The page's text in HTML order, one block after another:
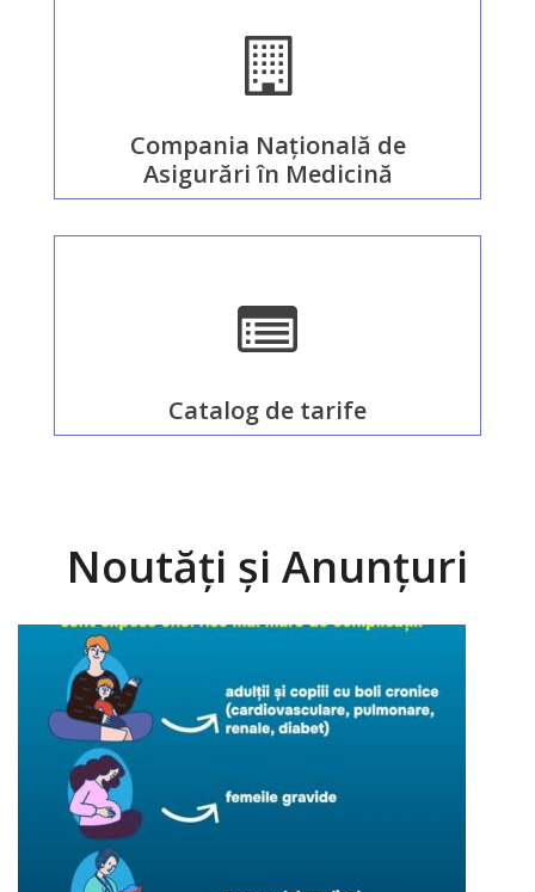
Compania Națională de
Asigurări în Medicină
Catalog de tarife
Noutăți și Anunțuri